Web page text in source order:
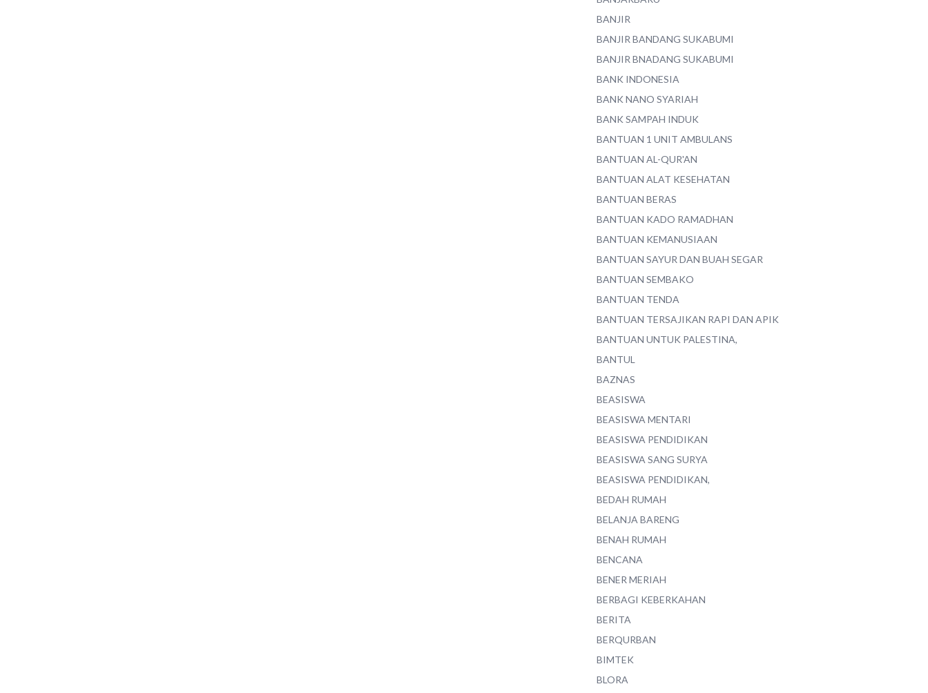
BANJIR
BANJIR BANDANG SUKABUMI
BANJIR BNADANG SUKABUMI
BANK INDONESIA
BANK NANO SYARIAH
BANK SAMPAH INDUK
BANTUAN 1 UNIT AMBULANS
BANTUAN AL-QUR'AN
BANTUAN ALAT KESEHATAN
BANTUAN BERAS
BANTUAN KADO RAMADHAN
BANTUAN KEMANUSIAAN
BANTUAN SAYUR DAN BUAH SEGAR
BANTUAN SEMBAKO
BANTUAN TENDA
BANTUAN TERSAJIKAN RAPI DAN APIK
BANTUAN UNTUK PALESTINA,
BANTUL
BAZNAS
BEASISWA
BEASISWA MENTARI
BEASISWA PENDIDIKAN
BEASISWA SANG SURYA
BEASISWA PENDIDIKAN,
BEDAH RUMAH
BELANJA BARENG
BENAH RUMAH
BENCANA
BENER MERIAH
BERBAGI KEBERKAHAN
BERITA
BERQURBAN
BIMTEK
BLORA